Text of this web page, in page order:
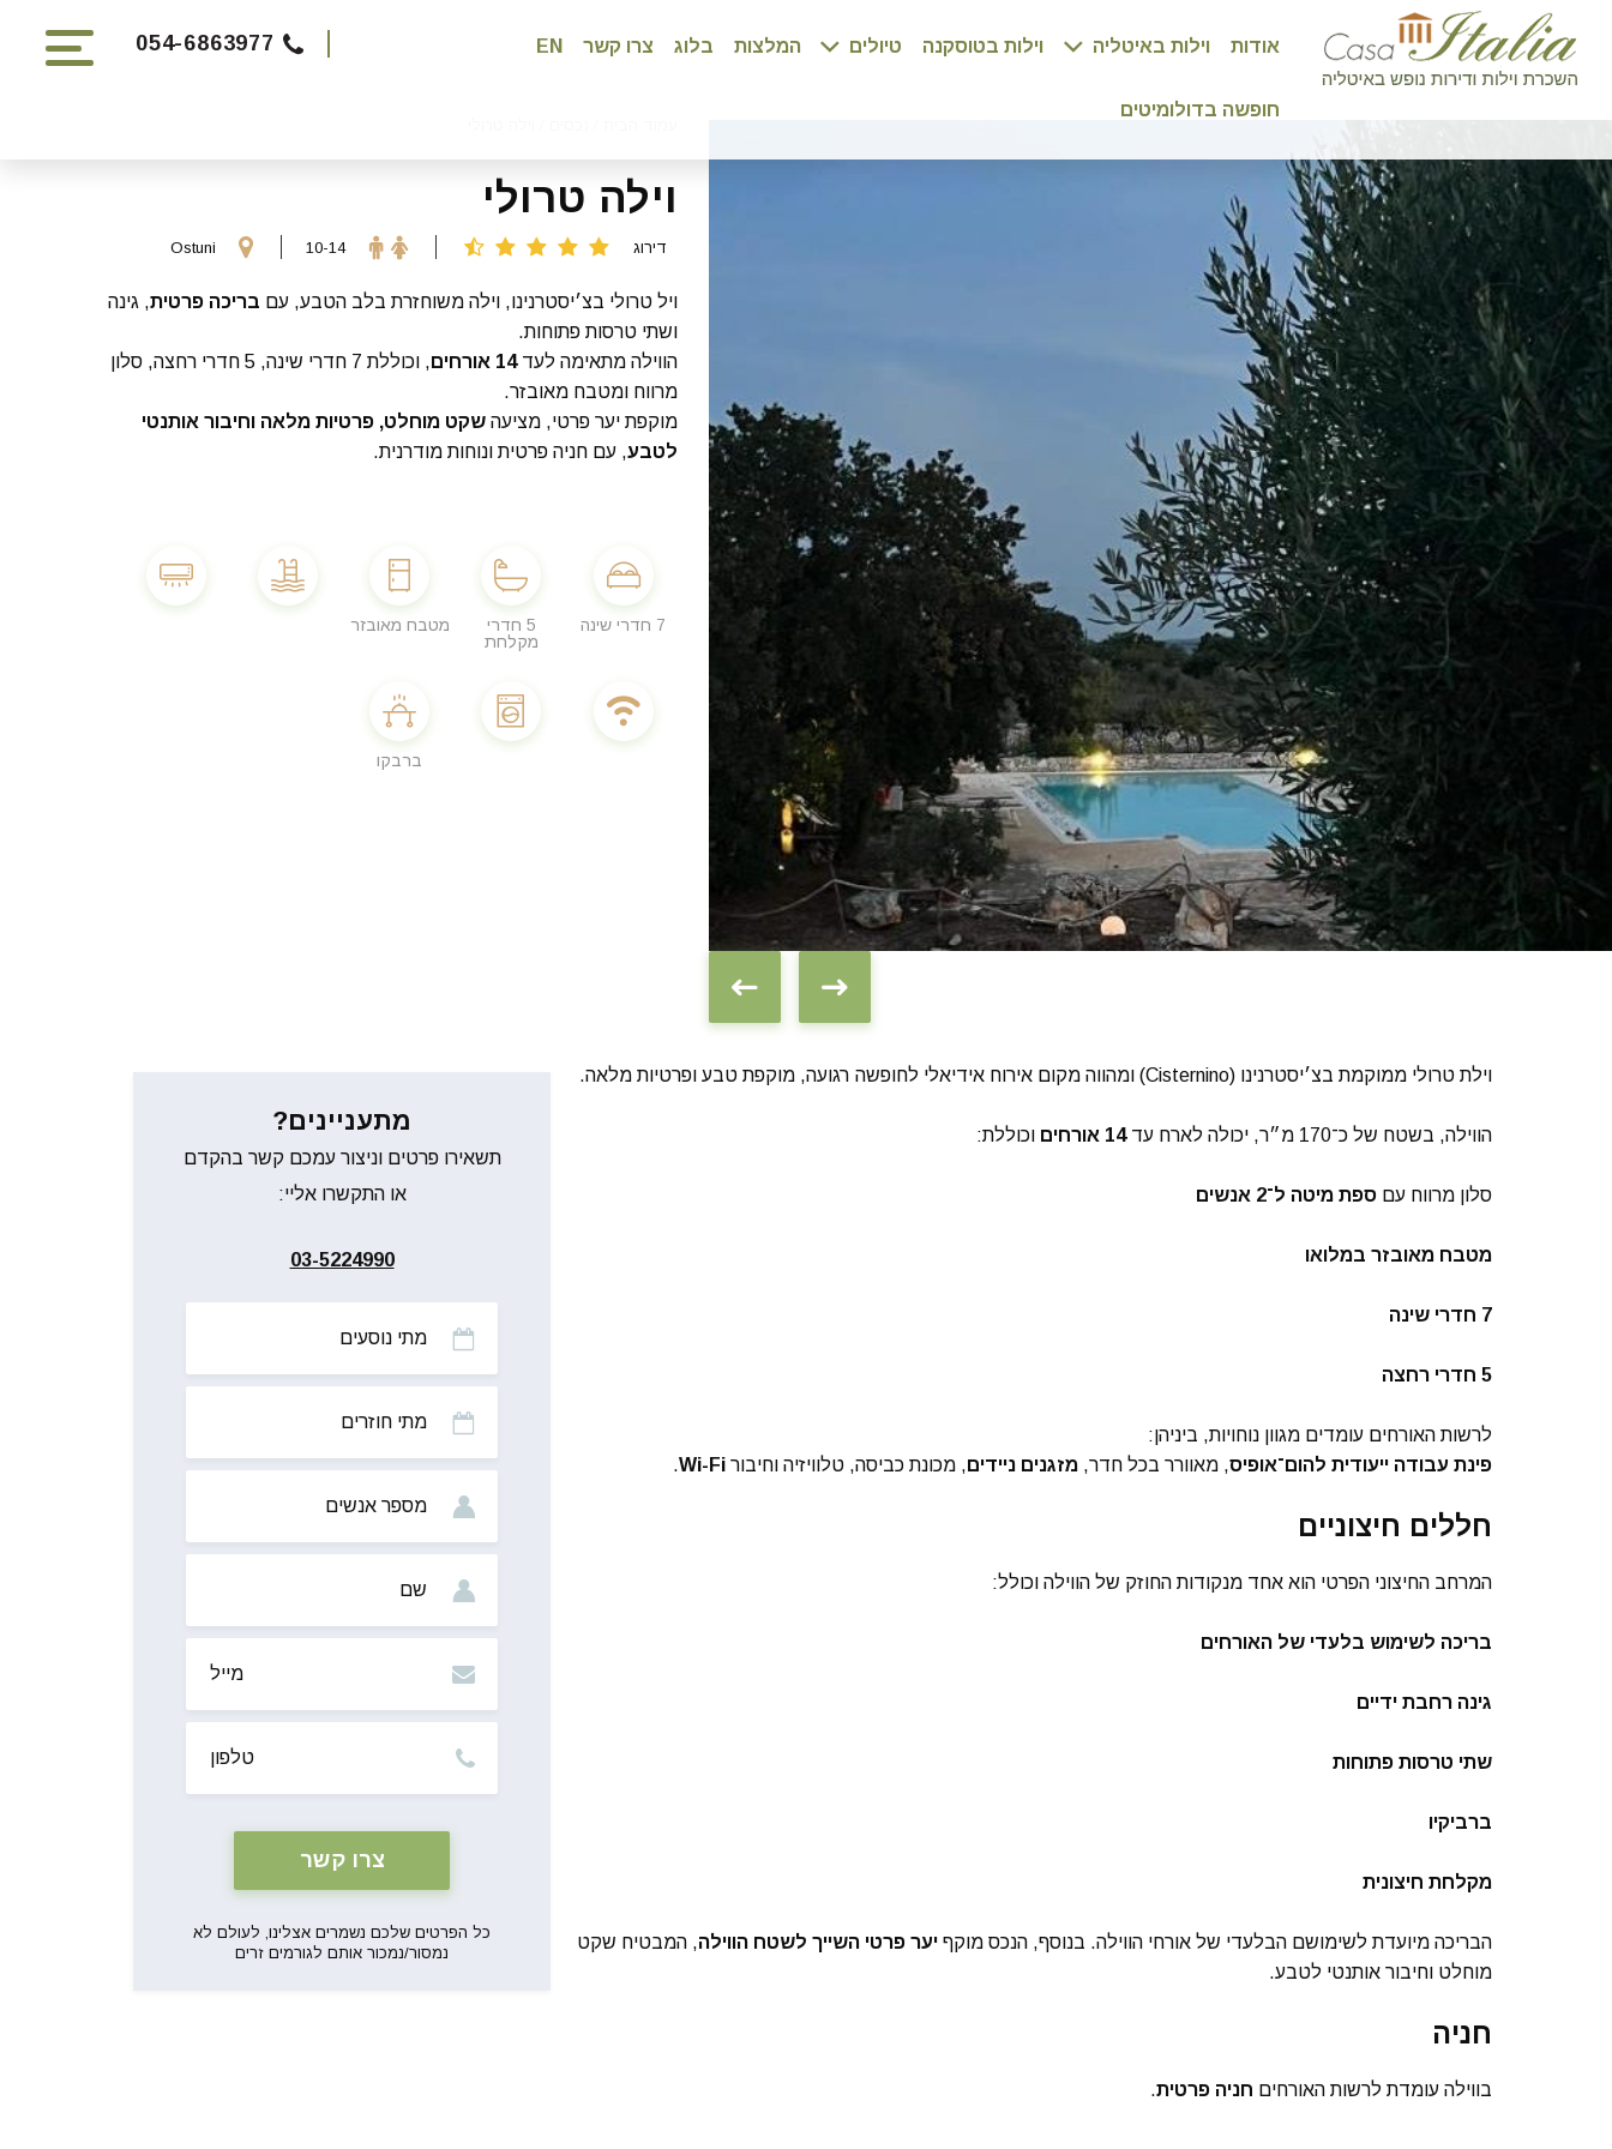
אודות וילות באיטליה וילות בטוסקנה טיולים המלצות בלוג צרו קשר EN
חופשה בדולומיטים
054-6863977
וילה טרולי
דירוג 10-14
Ostuni
ויל טרולי בצ׳יסטרנינו, וילה משוחזרת בלב הטבע, עם בריכה פרטית, גינה
ושתי טרסות פתוחות.
הווילה מתאימה לעד14 אורחים
, וכוללת 7 חדרי שינה, 5 חדרי רחצה, סלון
מרווח ומטבח מאובזר.
מוקפת יער פרטי, מציעה שקט מוחלט, פרטיות מלאה וחיבור אותנטי
לטבע, עם חניה פרטית ונוחות מודרנית.
7 חדרי שינה
5 חדרי
מקלחת
מטבח מאובזר
ברבקו
וילת טרולי ממוקמת בצ׳יסטרנינו (Cisternino) ומהווה מקום אירוח אידיאלי לחופשה רגועה, מוקפת טבע ופרטיות מלאה.
הווילה, בשטח של כ־170 מ״ר, יכולה לארח עד 14 אורחים וכוללת:
סלון מרווח עם ספת מיטה ל־2 אנשים
מטבח מאובזר במלואו
7 חדרי שינה
5 חדרי רחצה
לרשות האורחים עומדים מגוון נוחויות, ביניהן:
פינת עבודה ייעודית להום־אופיס, מאוורר בכל חדר, מזגנים ניידים, מכונת כביסה, טלוויזיה וחיבור Wi-Fi
.
חללים חיצוניים
המרחב החיצוני הפרטי הוא אחד מנקודות החוזק של הווילה וכולל:
בריכה לשימוש בלעדי של האורחים
גינה רחבת ידיים
שתי טרסות פתוחות
ברביקיו
מקלחת חיצונית
הבריכה מיועדת לשימושם הבלעדי של אורחי הווילה. בנוסף, הנכס מוקף יער פרטי השייך לשטח הווילה, המבטיח שקט
מוחלט וחיבור אותנטי לטבע.
חניה
בווילה עומדת לרשות האורחים חניה פרטית.
מתעניינים?
תשאירו פרטים וניצור עמכם קשר בהקדם
או התקשרו אליי:
03-5224990
נוסעים
חוזרים
אנשים
כל הפרטים שלכם נשמרים אצלינו, לעולם לא
נמסור/נמכור אותם לגורמים זרים